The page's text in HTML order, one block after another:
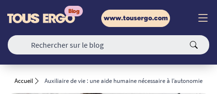
www.tousergo.com
Accueil Auxiliaire de vie : une aide humaine nécessaire à l’autonomie